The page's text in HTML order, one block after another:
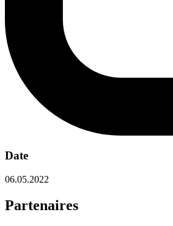
Date
06.05.2022
Partenaires